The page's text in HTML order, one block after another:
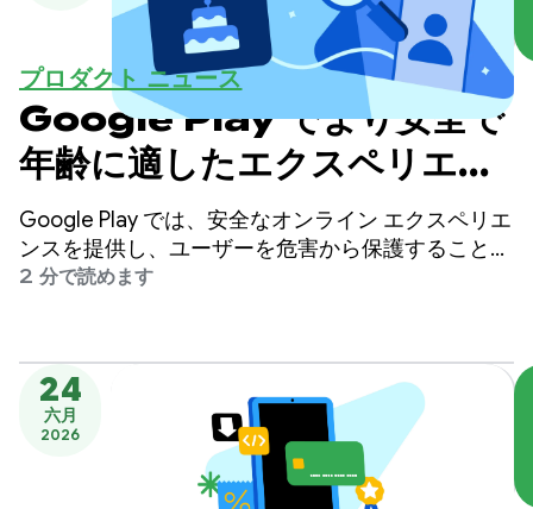
プロダクト ニュース
Google Play でより安全で
年齢に適したエクスペリエン
スを提供
Google Play では、安全なオンライン エクスペリエ
ンスを提供し、ユーザーを危害から保護することを
最優先事項としています。
2 分で読めます
24
六月
2026